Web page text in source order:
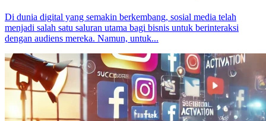
Di dunia digital yang semakin berkembang, sosial media telah
menjadi salah satu saluran utama bagi bisnis untuk berinteraksi
dengan audiens mereka. Namun, untuk...